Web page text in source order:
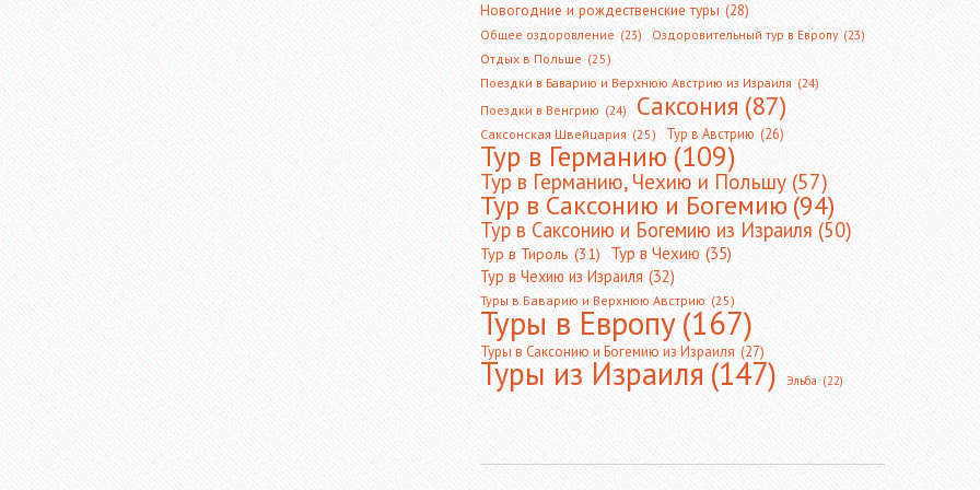
Новогодние и рождественские туры (28)
Общее оздоровление (23) Оздоровительный тур в Европу (23)
Отдых в Польше (25)
Поездки в Баварию и Верхнюю Австрию из Израиля (24)
Поездки в Венгрию (24) Саксония (87)
Саксонская Швейцария (25) Тур в Австрию (26)
Тур в Германию(109)
Тур в Германию, Чехию и Польшу (57)
Тур в Саксонию и Богемию(94)
Тур в Саксонию и Богемию из Израиля (50)
Тур в Тироль (31) Тур в Чехию (35)
Тур в Чехию из Израиля (32)
Туры в Баварию и Верхнюю Австрию (25)
Туры в Европу(167)
Туры в Саксонию и Богемию из Израиля (27)
Туры из Израиля(147) Эльба (22)